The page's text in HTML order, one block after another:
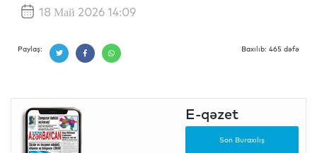
18 Май 2026 14:09
Paylaş: Baxılıb: 465 dəfə
E-qəzet
Son Buraxılış